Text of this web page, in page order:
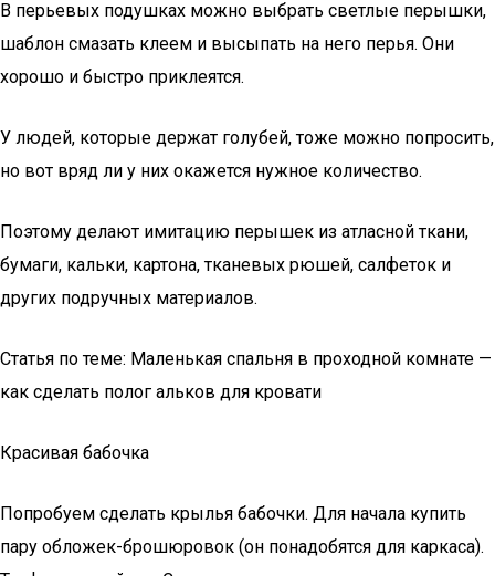
В перьевых подушках можно выбрать светлые перышки,
шаблон смазать клеем и высыпать на него перья. Они
хорошо и быстро приклеятся.
У людей, которые держат голубей, тоже можно попросить,
но вот вряд ли у них окажется нужное количество.
Поэтому делают имитацию перышек из атласной ткани,
бумаги, кальки, картона, тканевых рюшей, салфеток и
других подручных материалов.
Статья по теме: Маленькая спальня в проходной комнате —
как сделать полог альков для кровати
Красивая бабочка
Попробуем сделать крылья бабочки. Для начала купить
пару обложек-брошюровок (он понадобятся для каркаса).